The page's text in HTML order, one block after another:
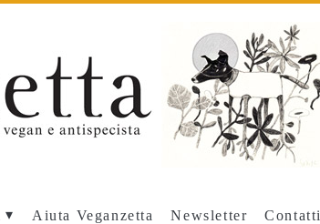
Aiuta Veganzetta Newsletter Contatti